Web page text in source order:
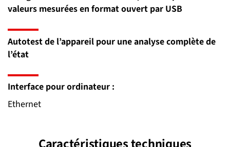
valeurs mesurées en format ouvert par USB
Autotest de l’appareil pour une analyse complète de
l’état
Interface pour ordinateur :
Ethernet
Caractéristiques techniques